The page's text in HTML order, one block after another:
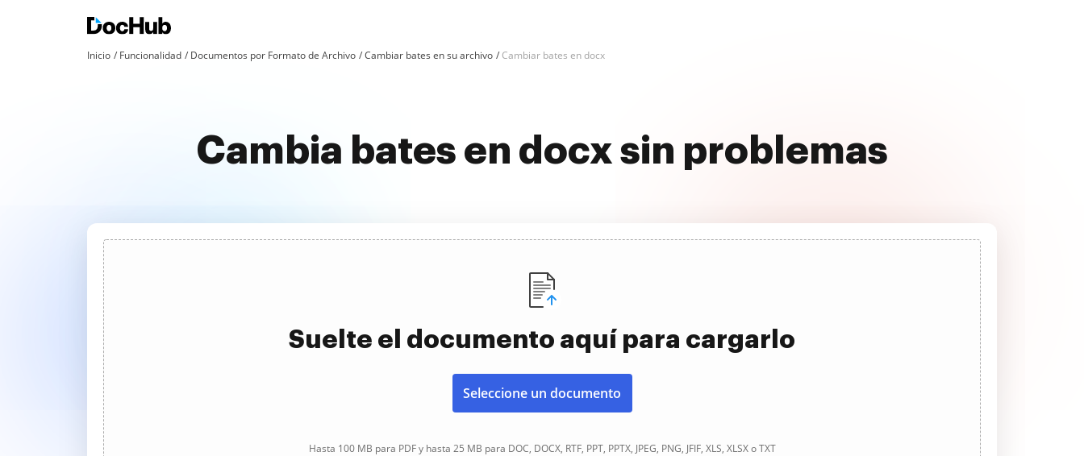
Inicio Funcionalidad Documentos por Formato de Archivo Cambiar bates en su archivo Cambiar bates en docx
Cambia bates en docx sin problemas
Suelte el documento aquí para cargarlo
Seleccione un documento
Hasta 100 MB para PDF y hasta 25 MB para DOC, DOCX, RTF, PPT, PPTX, JPEG, PNG, JFIF, XLS, XLSX o TXT